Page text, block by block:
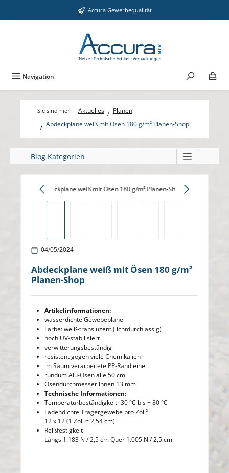
Zum Hauptinhalt springen Accura Gewerbequalität
Navigation
Aktuelles
Planen
Abdeckplane weiß mit Ösen 180 g/m² Planen-Shop
Blog Kategorien
Bildergalerie überspringen
04/05/2024
Abdeckplane weiß mit Ösen 180 g/m²
Planen-Shop
Artikelinformationen:
wasserdichte Gewebeplane
Farbe: weiß-transluzent (lichtdurchlässig)
hoch UV-stabilisiert
verwitterungsbeständig
resistent gegen viele Chemikalien
im Saum verarbeitete PP-Randleine
rundum Alu-Ösen alle 50 cm
Ösendurchmesser innen 13 mm
Technische Informationen:
Temperaturbeständigkeit -30 °C bis + 80 °C
Fadendichte Trägergewebe pro Zoll²
12 x 12 (1 Zoll = 2,54 cm)
Reißfestigkeit
Längs 1.183 N / 2,5 cm Quer 1.005 N / 2,5 cm